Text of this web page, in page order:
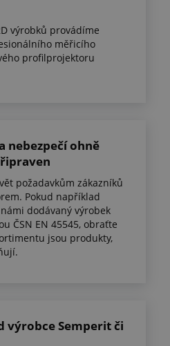
výrobků provádíme
měřicího
profilprojektoru
nebezpečí ohně
požadavkům zákazníků
Pokud například
dodávaný výrobek
ČSN EN 45545, obraťte
jsou produkty,
výrobce Semperit či